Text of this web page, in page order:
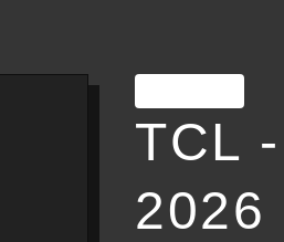
TCL
2026